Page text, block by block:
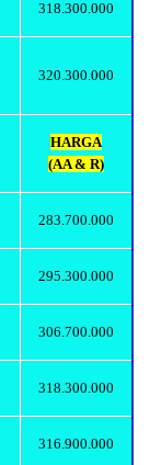
318.300.000
320.300.000
HARGA
(AA & R)
283.700.000
295.300.000
306.700.000
318.300.000
316.900.000